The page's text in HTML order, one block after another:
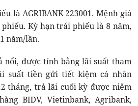
là AGRIBANK 223001. Mệnh giá
Kỳ hạn trái phiếu là 8 năm,
năm/lần.
nổi, được tính bằng lãi suất tham
suất tiền gửi tiết kiệm cá nhân
tháng, trả lãi cuối kỳ được niêm
BIDV, Vietinbank, Agribank,